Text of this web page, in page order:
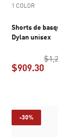
1 COLOR
Shorts de
Dylan unisex
$909.30
-30%